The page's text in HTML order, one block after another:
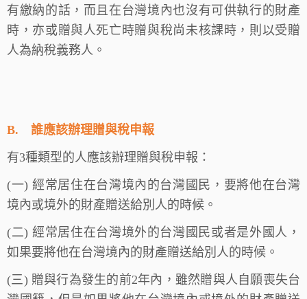
有繳納的話，而且在台灣境內也沒有可供執行的財產
時，亦或贈與人死亡時贈與稅尚未核課時，則以受贈
人為納稅義務人。
B. 誰應該辦理贈與稅申報
有3種類型的人應該辦理贈與稅申報：
(一) 經常居住在台灣境內的台灣國民，要將他在台灣
境內或境外的財產贈送給別人的時候。
(二) 經常居住在台灣境外的台灣國民或者是外國人，
如果要將他在台灣境內的財產贈送給別人的時候。
(三) 贈與行為發生的前2年內，雖然贈與人自願喪失台